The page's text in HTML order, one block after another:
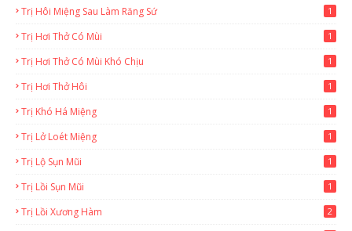
Trị Hôi Miệng Sau Làm Răng Sứ 1
Trị Hơi Thở Có Mùi 1
Trị Hơi Thở Có Mùi Khó Chịu 1
Trị Hơi Thở Hôi 1
Trị Khó Há Miệng 1
Trị Lở Loét Miệng 1
Trị Lộ Sụn Mũi 1
Trị Lồi Sụn Mũi 1
Trị Lồi Xương Hàm 2